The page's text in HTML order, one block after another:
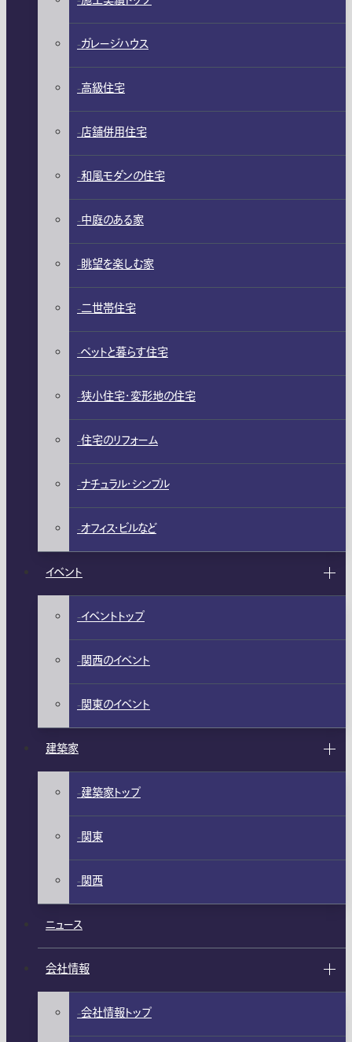
ガレージハウス
高級住宅
店舗併用住宅
和風モダンの住宅
中庭のある家
眺望を楽しむ家
二世帯住宅
ペットと暮らす住宅
狭小住宅・変形地の住宅
住宅のリフォーム
ナチュラル・シンプル
オフィス・ビルなど
イベント
イベントトップ
関西のイベント
関東のイベント
建築家
建築家トップ
関東
関西
ニュース
会社情報
会社情報トップ